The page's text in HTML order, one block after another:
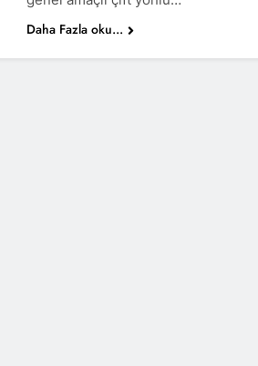
Daha Fazla oku...